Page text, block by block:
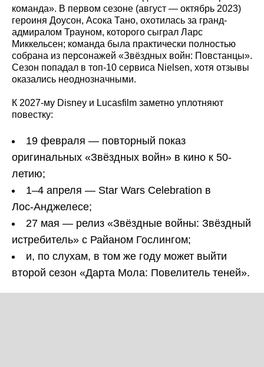
команда». В первом сезоне (август — октябрь 2023)
героиня Доусон, Асока Тано, охотилась за гранд-
адмиралом Трауном, которого сыграл Ларс
Миккельсен; команда была практически полностью
собрана из персонажей «Звёздных войн: Повстанцы».
Сезон попадал в топ‑10 сервиса Nielsen, хотя отзывы
оказались неоднозначными.
К 2027-му Disney и Lucasfilm заметно уплотняют
повестку:
19 февраля — повторный показ
оригинальных «Звёздных войн» в кино к 50-
летию;
1–4 апреля — Star Wars Celebration в
Лос‑Анджелесе;
27 мая — релиз «Звёздные войны: Звёздный
истребитель» с Райаном Гослингом;
и, по слухам, в том же году может выйти
второй сезон «Дарта Мола: Повелитель теней».